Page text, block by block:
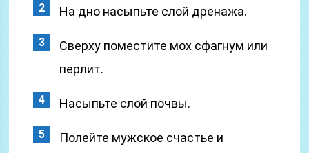
На дно насыпьте слой дренажа.
Сверху поместите мох сфагнум или
перлит.
Насыпьте слой почвы.
Полейте мужское счастье и